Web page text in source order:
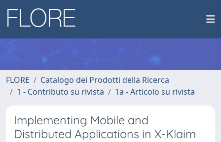
FLORE
Catalogo dei Prodotti della Ricerca
1 - Contributo su rivista
1a - Articolo su rivista
Implementing Mobile and
Distributed Applications in X-Klaim